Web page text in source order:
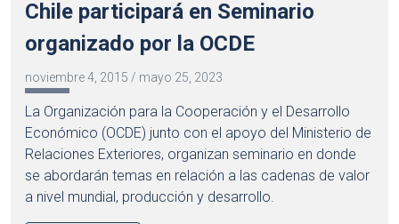
Chile participará en Seminario
organizado por la OCDE
noviembre 4, 2015 / mayo 25, 2023
La Organización para la Cooperación y el Desarrollo
Económico (OCDE) junto con el apoyo del Ministerio de
Relaciones Exteriores, organizan seminario en donde
se abordarán temas en relación a las cadenas de valor
a nivel mundial, producción y desarrollo.